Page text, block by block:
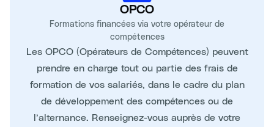
OPCO
Formations financées via votre opérateur de
compétences
Les OPCO (Opérateurs de Compétences) peuvent
prendre en charge tout ou partie des frais de
formation de vos salariés, dans le cadre du plan
de développement des compétences ou de
l’alternance. Renseignez-vous auprès de votre